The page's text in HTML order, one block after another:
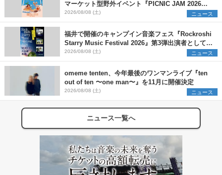
マーケット型野外イベント『PICNIC JAM 2026』
早割チケット発売開始
2026/08/08 (土) ニュース
福井で開催のキャンプイン音楽フェス『Rockroshi
Starry Music Festival 2026』第3弾出演者として
SCOOBIE DO、かりゆし58、Reiを発表
2026/08/08 (土) ニュース
omeme tenten、今年最後のワンマンライブ『ten
out of ten 〜one man〜』を11月に開催決定
2026/08/08 (土) ニュース
ニュース一覧へ